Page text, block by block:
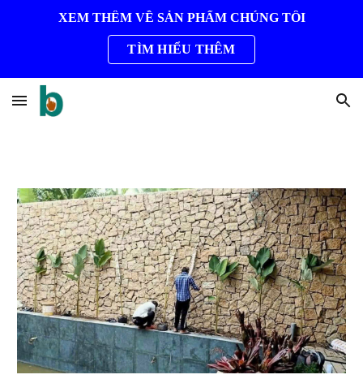
XEM THÊM VỀ SẢN PHẨM CHÚNG TÔI
TÌM HIỂU THÊM